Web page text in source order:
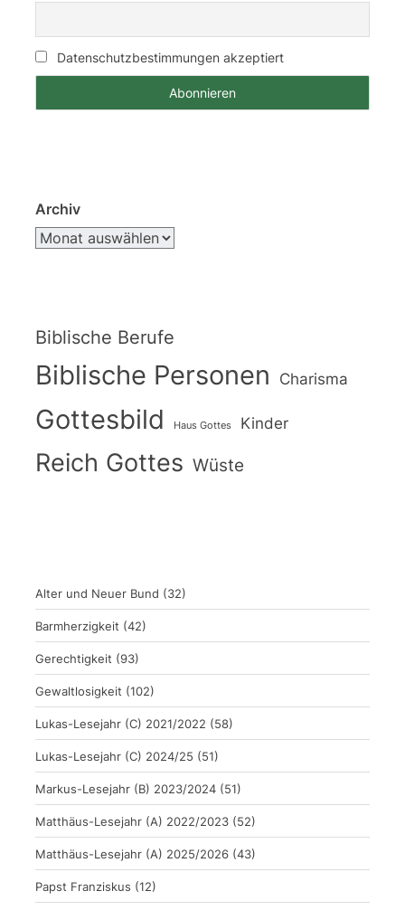
Datenschutzbestimmungen akzeptiert
Archiv
Biblische Berufe
Biblische Personen Charisma
Gottesbild Haus Gottes Kinder
Reich Gottes Wüste
Alter und Neuer Bund (32)
Barmherzigkeit (42)
Gerechtigkeit (93)
Gewaltlosigkeit (102)
Lukas-Lesejahr (C) 2021/2022 (58)
Lukas-Lesejahr (C) 2024/25 (51)
Markus-Lesejahr (B) 2023/2024 (51)
Matthäus-Lesejahr (A) 2022/2023 (52)
Matthäus-Lesejahr (A) 2025/2026 (43)
Papst Franziskus (12)